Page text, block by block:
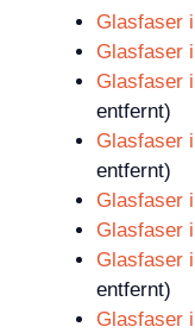
Glasfaser
Glasfaser
Glasfaser
entfernt)
Glasfaser
entfernt)
Glasfaser
Glasfaser
Glasfaser
entfernt)
Glasfaser